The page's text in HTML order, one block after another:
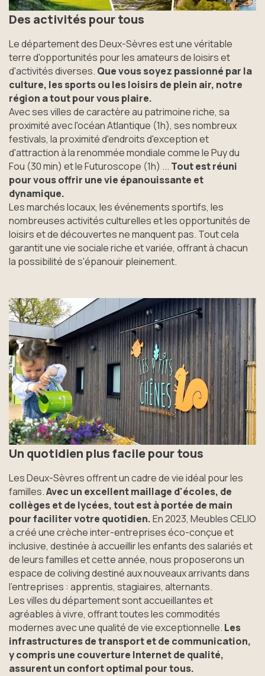
Des activités pour tous
Le département des Deux-Sèvres est une véritable
terre d'opportunités pour les amateurs de loisirs et
d'activités diverses. Que vous soyez passionné par la
culture, les sports ou les loisirs de plein air, notre
région a tout pour vous plaire.
Avec ses villes de caractère au patrimoine riche, sa
proximité avec l'océan Atlantique (1h), ses nombreux
festivals, la proximité d'endroits d'exception et
d'attraction à la renommée mondiale comme le Puy du
Fou (30 min) et le Futuroscope (1h) ... Tout est réuni
pour vous offrir une vie épanouissante et
dynamique.
Les marchés locaux, les événements sportifs, les
nombreuses activités culturelles et les opportunités de
loisirs et de découvertes ne manquent pas. Tout cela
garantit une vie sociale riche et variée, offrant à chacun
la possibilité de s'épanouir pleinement.
Un quotidien plus facile pour tous
Les Deux-Sèvres offrent un cadre de vie idéal pour les
familles.Avec un excellent maillage d'écoles, de
collèges et de lycées, tout est à portée de main
pour faciliter votre quotidien.En 2023, Meubles CELIO
a créé une crèche inter-entreprises éco-conçue et
inclusive, destinée à accueillir les enfants des salariés et
de leurs familles et cette année, nous proposerons un
espace de coliving destiné aux nouveaux arrivants dans
l'entreprises : apprentis, stagiaires, alternants.
Les villes du département sont accueillantes et
agréables à vivre, offrant toutes les commodités
modernes avec une qualité de vie exceptionnelle. Les
infrastructures de transport et de communication,
y compris une couverture Internet de qualité,
assurent un confort optimal pour tous.